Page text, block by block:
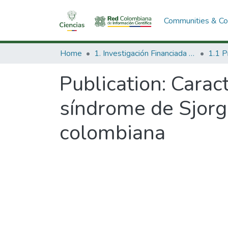
Communities &
Home 1. Investigación Financiada con Recursos Públicos
Publication:
síndrome de
colombiana